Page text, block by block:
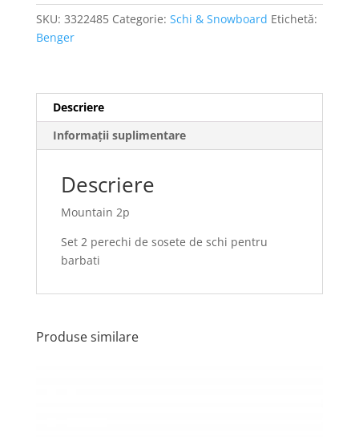
SKU: 3322485 Categorie: Schi & Snowboard Etichetă:
Benger
Descriere
Informații suplimentare
Descriere
Mountain 2p
Set 2 perechi de sosete de schi pentru
barbati
Produse similare